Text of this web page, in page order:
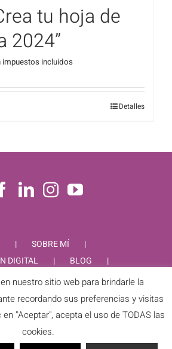
tu hoja de
2024”
impuestos incluidos
Detalles
SOBRE MÍ
DIGITAL
BLOG
CONTACTO
© Copyright2026 |
de Cookies| Todos los derechos
nuestro sitio web para brindarle la
recordando sus preferencias y visitas
"Aceptar", acepta el uso de TODAS las
cookies.